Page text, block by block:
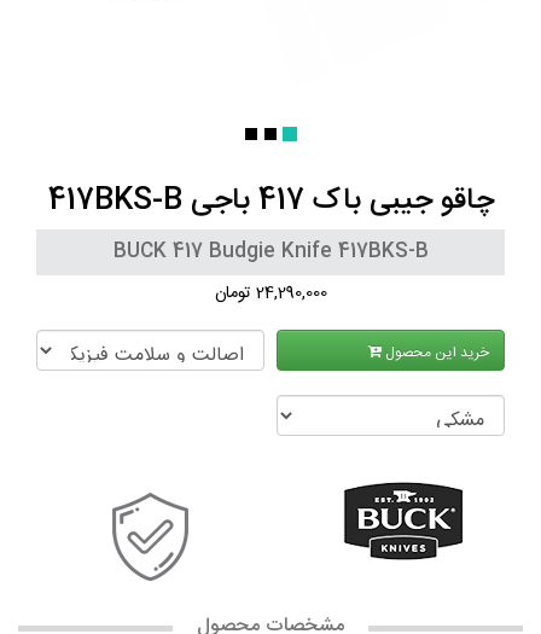
چاقو جیبی باک 417 باجی 417BKS-B
BUCK 417 Budgie Knife 417BKS-B
24,290,000 تومان
خرید این محصول
مشخصات محصول